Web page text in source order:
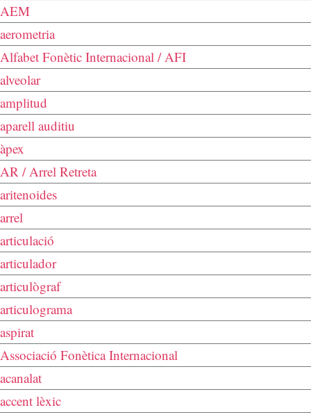
AEM
aerometria
Alfabet Fonètic Internacional / AFI
alveolar
amplitud
aparell auditiu
àpex
AR / Arrel Retreta
aritenoides
arrel
articulació
articulador
articulògraf
articulograma
aspirat
Associació Fonètica Internacional
acanalat
accent lèxic